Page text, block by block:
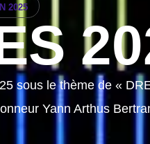
2025
sous le thème de «
Yann Arthus